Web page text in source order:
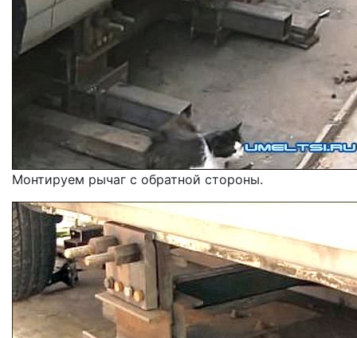
Монтируем рычаг с обратной стороны.